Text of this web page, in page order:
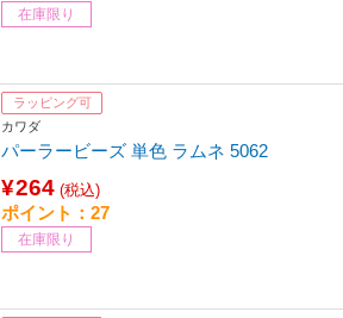
在庫限り
ラッピング可
カワダ
パーラービーズ 単色 ラムネ 5062
¥264 (税込)
ポイント：27
在庫限り